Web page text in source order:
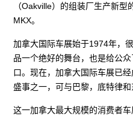
（Oakville）的组装厂生产新
MKX。
加拿大国际车展始于1974年，
品一个绝好的舞台，也是给公
口。现在，加拿大国际车展已
盛事之一，可与巴黎，底特律和
这一加拿大最大规模的消费者